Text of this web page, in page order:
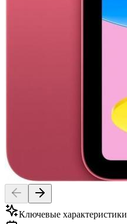
Ключевые характеристики